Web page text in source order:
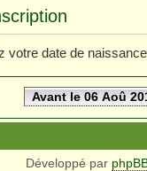
votre date de
Avant le 06 Aoû
Développé par